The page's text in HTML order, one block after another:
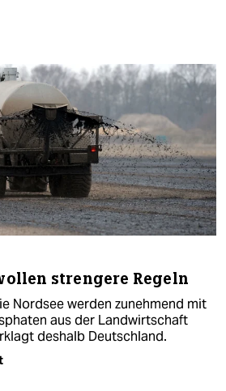
strengere Regeln
Nordsee werden zunehmend mit
aus der Landwirtschaft
deshalb Deutschland.